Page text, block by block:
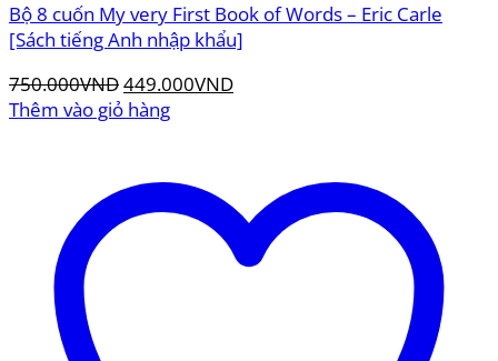
Bộ 8 cuốn My very First Book of Words – Eric Carle
[Sách tiếng Anh nhập khẩu]
750.000VNDGiá
gốc
449.000VNDGiá
449.000VND.
Thêm vào giỏ hàng